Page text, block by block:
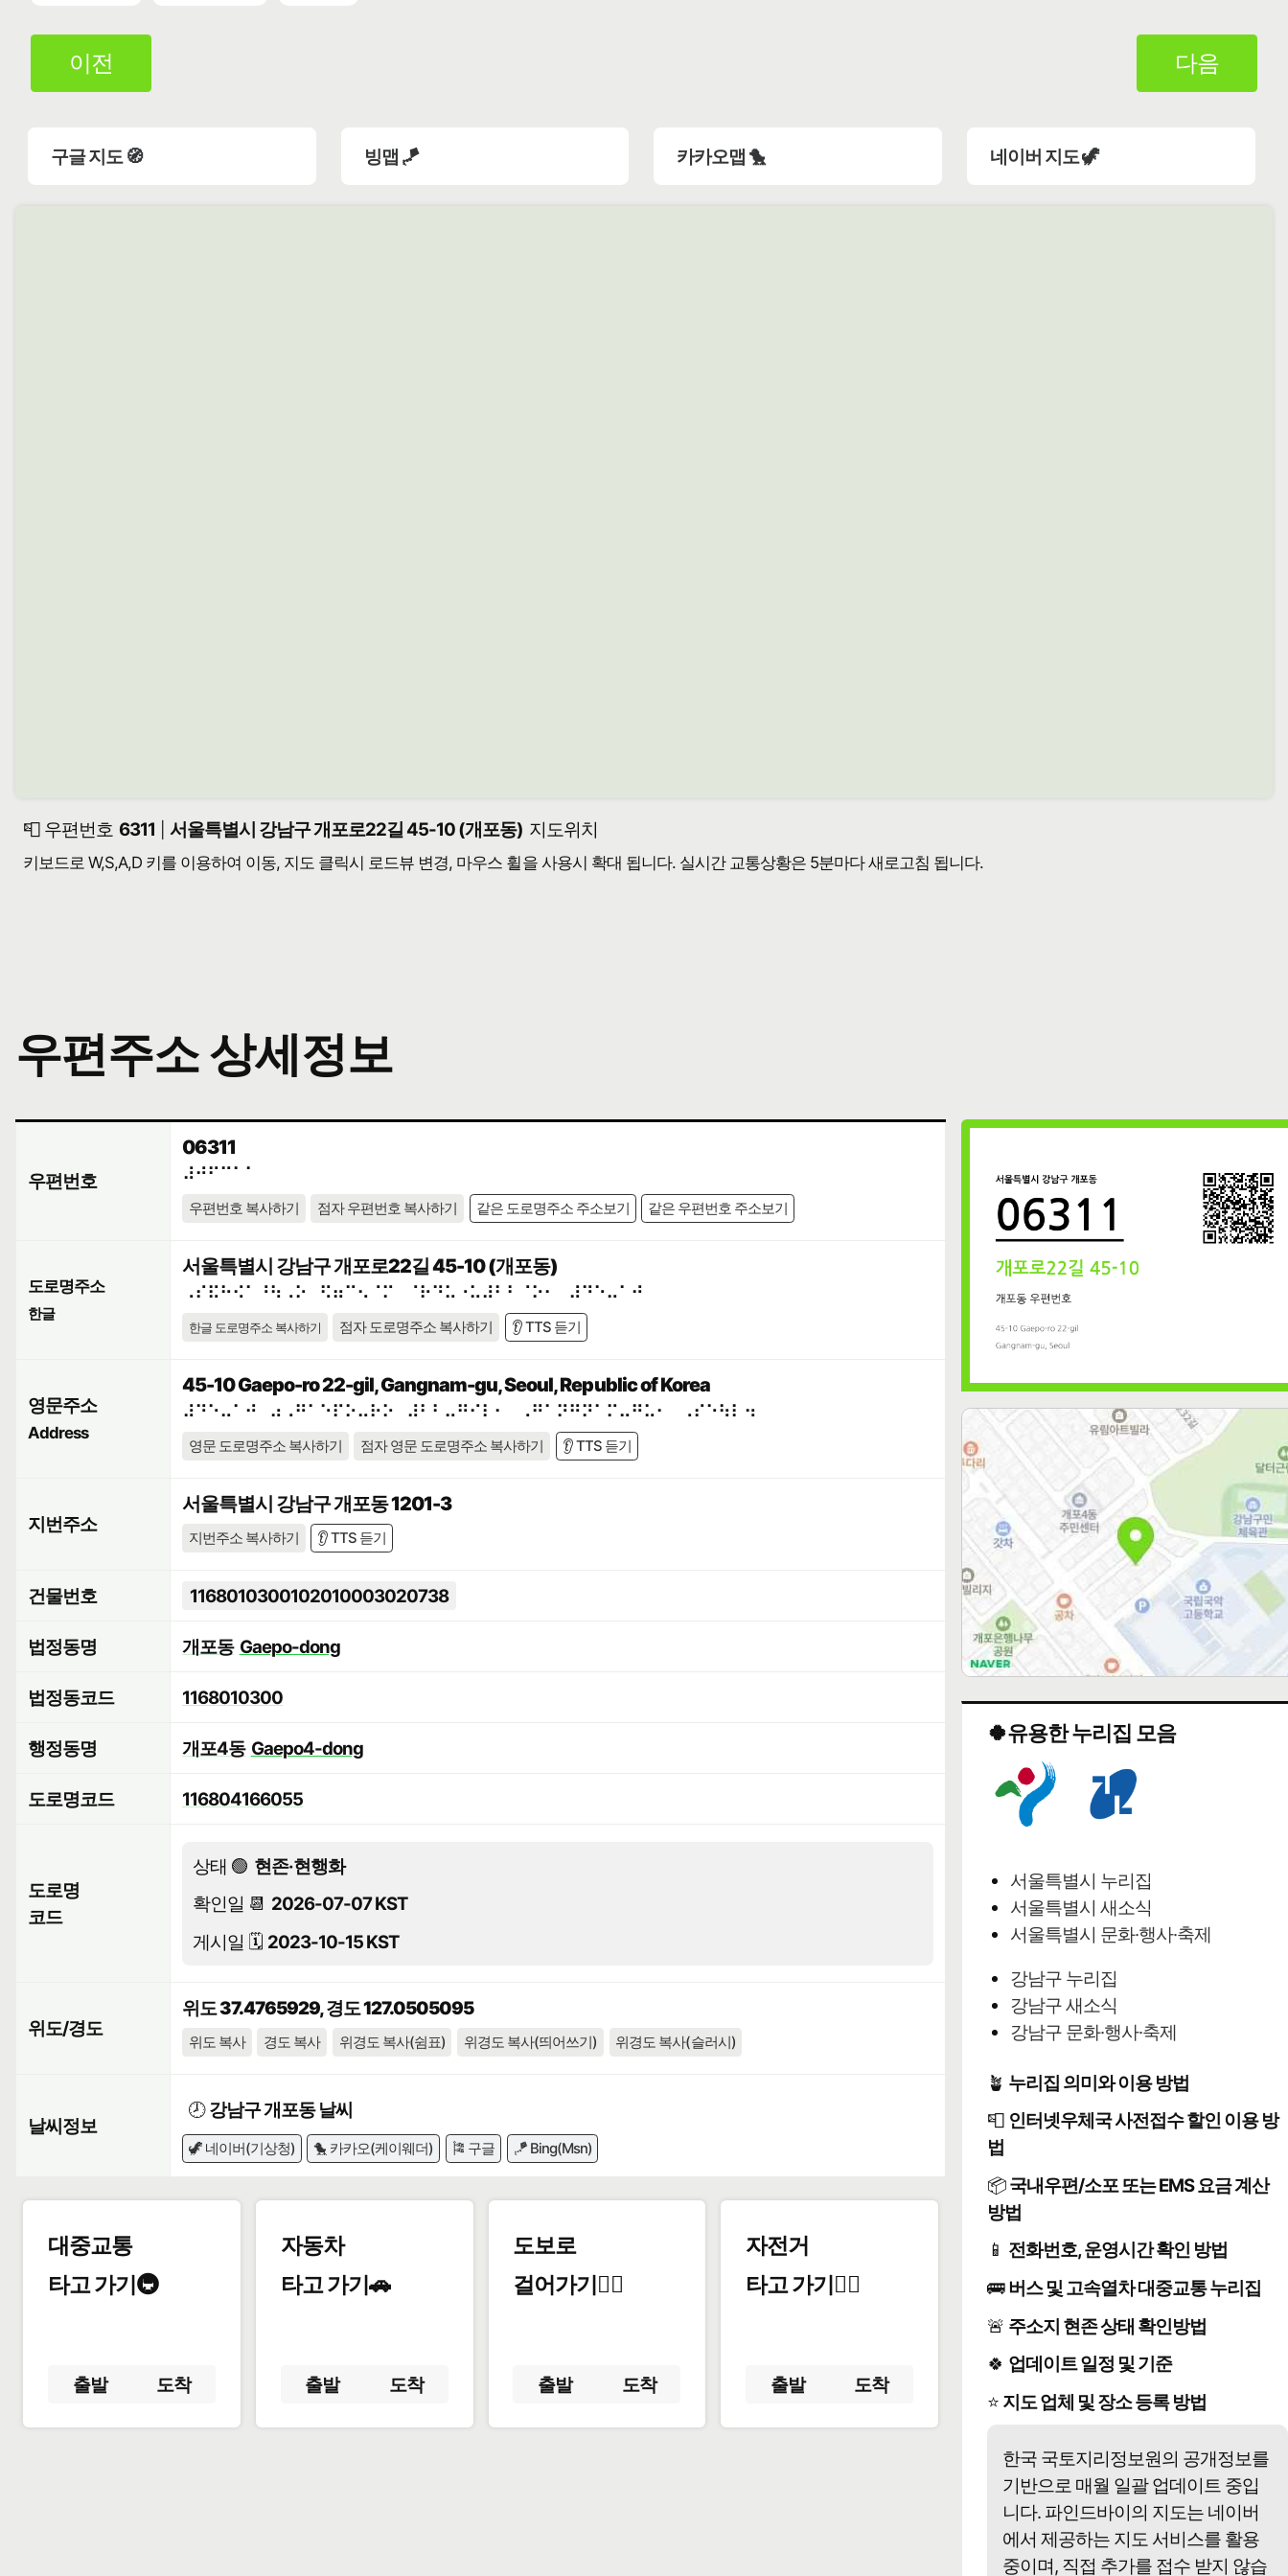
이전 다음
구글 지도 🧭 빙맵 🪁 카카오맵 🐤 네이버 지도 🦖
📮 우편번호 6311 서울특별시 강남구 개포로22길 45-10 (개포동) 지도위치
키보드로 W,S,A,D 키를 이용하여 이동, 지도 클릭시 로드뷰 변경, 마우스 휠을 사용시 확대 됩니다. 실시간 교통상황은 5분마다 새로고침 됩니다.
우편주소 상세정보
우편번호
06311
⠼⠚⠋⠉⠁⠁
우편번호 복사하기 점자 우편번호 복사하기 같은 도로명주소 주소보기 같은 우편번호 주소보기
도로명주소
한글
서울특별시 강남구 개포로22길 45-10 (개포동)
⠠⠎⠯⠓⠪⠁⠘⠳⠠⠕⠀⠫⠶⠉⠢⠈⠍⠀⠈⠗⠙⠥⠐⠥⠼⠃⠃⠈⠕⠂⠀⠼⠙⠑⠤⠁⠚
한글 도로명주소 복사하기 점자 도로명주소 복사하기 👂 TTS 듣기
영문주소
Address
45-10 Gaepo-ro 22-gil, Gangnam-gu, Seoul, Republic of Korea
⠼⠙⠑⠤⠁⠚⠀⠴⠠⠛⠁⠑⠏⠕⠤⠗⠕⠀⠼⠃⠃⠤⠛⠊⠇⠂⠀⠠⠛⠁⠝⠛⠝⠁⠍⠤⠛⠥⠂⠀⠠⠎⠑⠳⠇⠲
영문 도로명주소 복사하기 점자 영문 도로명주소 복사하기 👂 TTS 듣기
지번주소
서울특별시 강남구 개포동 1201-3
지번주소 복사하기 👂 TTS 듣기
건물번호 1168010300102010003020738
법정동명 개포동 Gaepo-dong
법정동코드 1168010300
행정동명 개포4동 Gaepo4-dong
도로명코드 116804166055
도로명
코드
상태 🟢 현존·현행화
확인일 📆 2026-07-07 KST
게시일 🗓️ 2023-10-15 KST
위도/경도
위도 37.4765929, 경도 127.0505095
위도 복사 경도 복사 위경도 복사(쉼표) 위경도 복사(띄어쓰기) 위경도 복사(슬러시)
날씨정보
🕗강남구 개포동 날씨
🦖 네이버(기상청) 🐤 카카오(케이웨더) 🎏 구글 🪁 Bing(Msn)
대중교통
타고 가기🚇
출발 도착
자동차
타고 가기🚗
출발 도착
도보로
걸어가기🚶‍♂️
출발 도착
자전거
타고 가기🚴‍♀️
출발 도착
🍀유용한 누리집 모음
서울특별시 누리집
서울특별시 새소식
서울특별시 문화·행사·축제
강남구 누리집
강남구 새소식
강남구 문화·행사·축제
🪴 누리집 의미와 이용 방법
📮 인터넷우체국 사전접수 할인 이용 방
법
📦국내우편/소포 또는 EMS 요금 계산
방법
📱 전화번호, 운영시간 확인 방법
🚌버스 및 고속열차 대중교통 누리집
🚨 주소지 현존 상태 확인방법
🍀 업데이트 일정 및 기준
⭐ 지도 업체 및 장소 등록 방법
한국 국토지리정보원의 공개정보를
기반으로 매월 일괄 업데이트 중입
니다. 파인드바이의 지도는 네이버
에서 제공하는 지도 서비스를 활용
중이며, 직접 추가를 접수 받지 않습